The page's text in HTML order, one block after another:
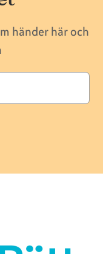
händer här och